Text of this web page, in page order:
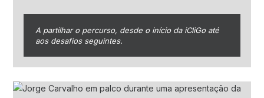
A partilhar o percurso, desde o início da iCliGo até
aos desafios seguintes.